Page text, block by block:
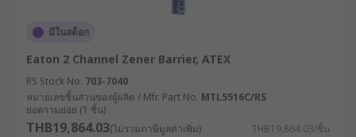
มีในสต็อก
Eaton 2 Channel Zener Barrier, ATEX
RS Stock No. 703-7040
หมายเลขชิ้นส่วนของผู้ผลิต / Mfr. Part No. MTL5516C/RS
ยอดรวมย่อย (1 ชิ้น)
THB19,864.03(ไม่รวมภาษีมูลค่าเพิ่ม) THB19,864.03/ชิ้น